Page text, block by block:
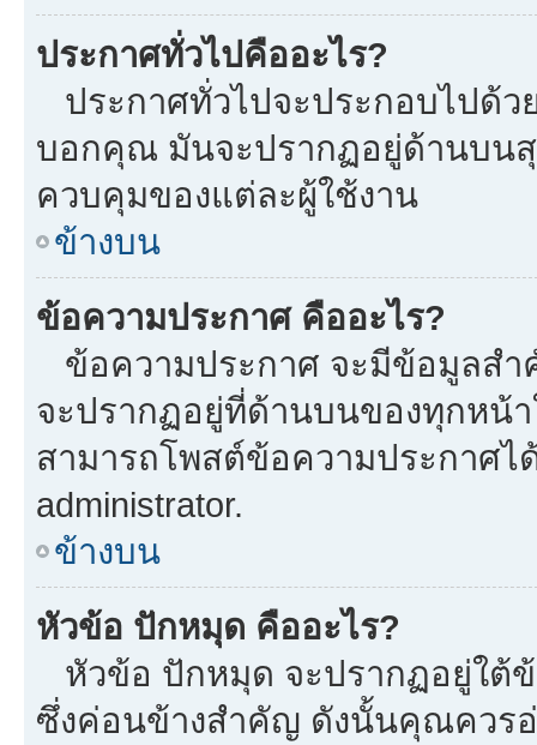
ประกาศทั่วไปคืออะไร?
ประกาศทั่วไปจะประกอบไปด้
บอกคุณ มันจะปรากฏอยู่ด้านบน
ควบคุมของแต่ละผู้ใช้งาน
ข้างบน
ข้อความประกาศ คืออะไร?
ข้อความประกาศ จะมีข้อมูลส
จะปรากฏอยู่ที่ด้านบนของทุกหน้
สามารถโพสต์ข้อความประกาศ
administrator.
ข้างบน
หัวข้อ ปักหมุด คืออะไร?
หัวข้อ ปักหมุด จะปรากฏอยู่ใต้
ซึ่งค่อนข้างสำคัญ ดังนั้นคุณควรอ่